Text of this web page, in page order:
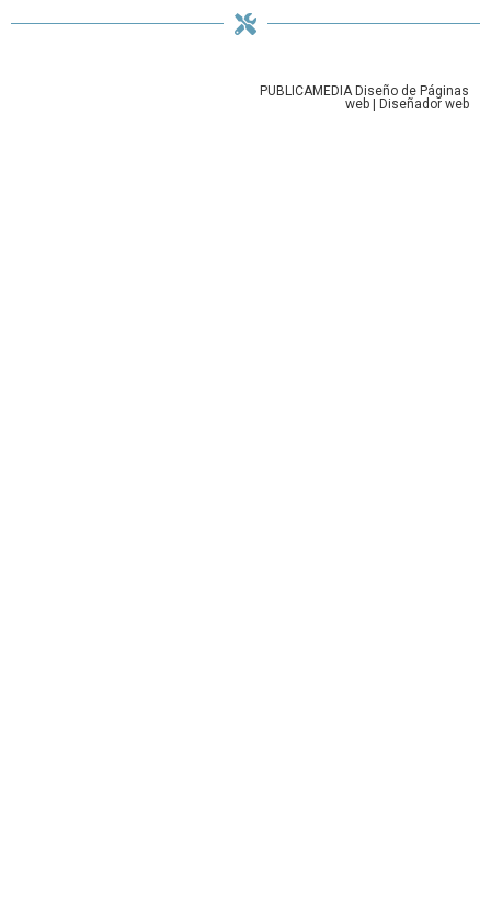
PUBLICAMEDIA Diseño de Páginas
web | Diseñador web